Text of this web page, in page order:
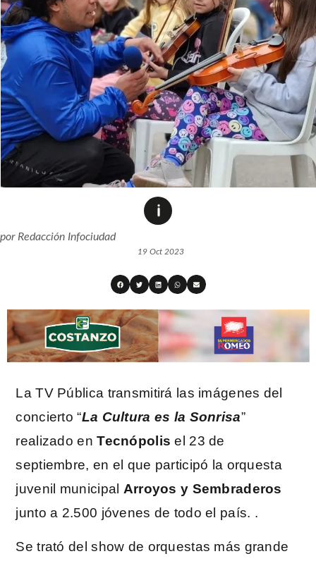
porRedacción Infociudad
19 Oct 2023
La TV Pública transmitirá las imágenes del
concierto “La Cultura es la Sonrisa”
realizado enTecnópolis el 23 de
septiembre, en el que participó la orquesta
juvenil municipal Arroyos y Sembraderos
junto a 2.500 jóvenes de todo el país. .
Se trató del show de orquestas más grande